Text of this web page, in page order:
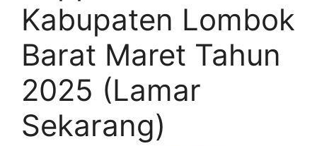
Kabupaten Lombok
Barat Maret Tahun
2025 (Lamar
Sekarang)